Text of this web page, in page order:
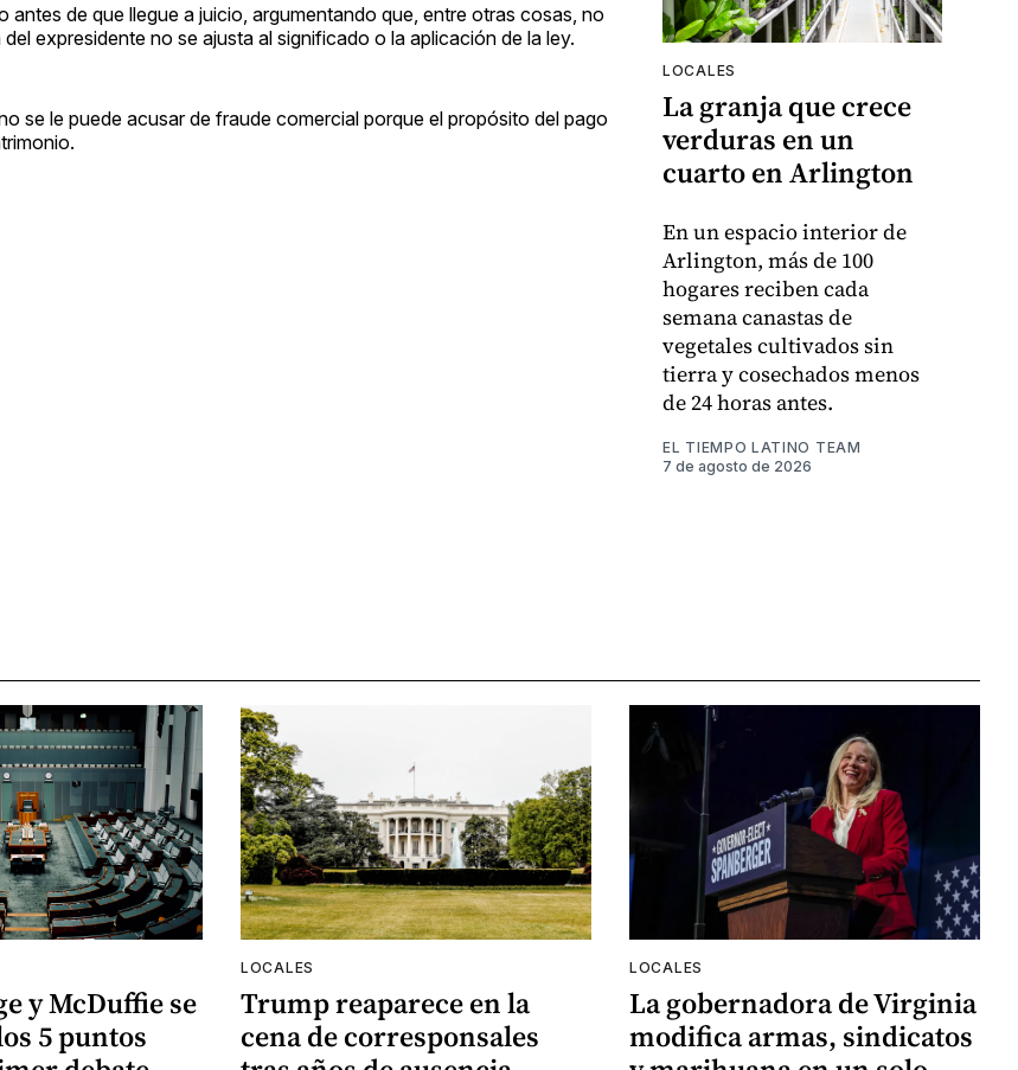
antes de que llegue a juicio, argumentando que, entre otras cosas, no
expresidente no se ajusta al significado o la aplicación de la ley.
se le puede acusar de fraude comercial porque el propósito del pago
LOCALES
La granja que crece
verduras en un
cuarto en Arlington
En un espacio interior de
Arlington, más de 100
hogares reciben cada
semana canastas de
vegetales cultivados sin
tierra y cosechados menos
de 24 horas antes.
EL TIEMPO LATINO TEAM
7 de agosto de 2026
y McDuffie se
5 puntos
LOCALES
Trump reaparece en la
cena de corresponsales
LOCALES
La gobernadora de Virginia
modifica armas, sindicatos